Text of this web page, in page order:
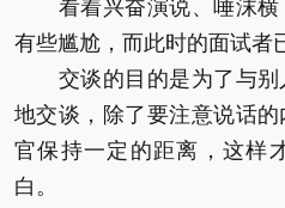
看着兴奋演说、唾沫横
有些尴尬，而此时的面试者
交谈的目的是为了与别
地交谈，除了要注意说话
官保持一定的距离，这样
白。